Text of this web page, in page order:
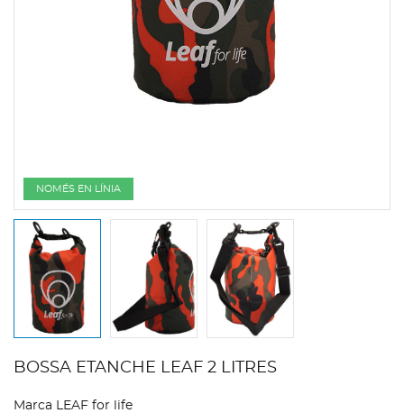
NOMÉS EN LÍNIA
BOSSA ETANCHE LEAF 2 LITRES
Marca LEAF for life